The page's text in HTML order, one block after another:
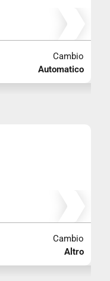
Cambio
Automatico
Cambio
Altro